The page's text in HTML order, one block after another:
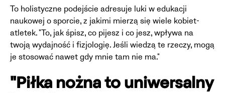
To holistyczne podejście adresuje luki w edukacji
naukowej o sporcie, z jakimi mierzą się wiele kobiet-
atletek. "To, jak śpisz, co pijesz i co jesz, wpływa na
twoją wydajność i fizjologię. Jeśli wiedzą te rzeczy, mogą
je stosować nawet gdy mnie tam nie ma."
"Piłka nożna to uniwersalny